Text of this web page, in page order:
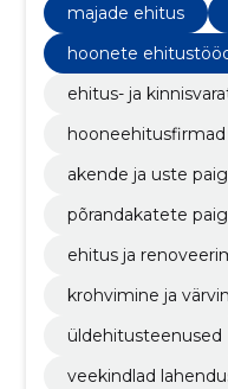
majade ehitus
hoonete
ehitus- ja
hooneehitusfirmad
akende ja uste
põrandakatete
ehitus ja
krohvimine ja
üldehitusteenused
veekindlad